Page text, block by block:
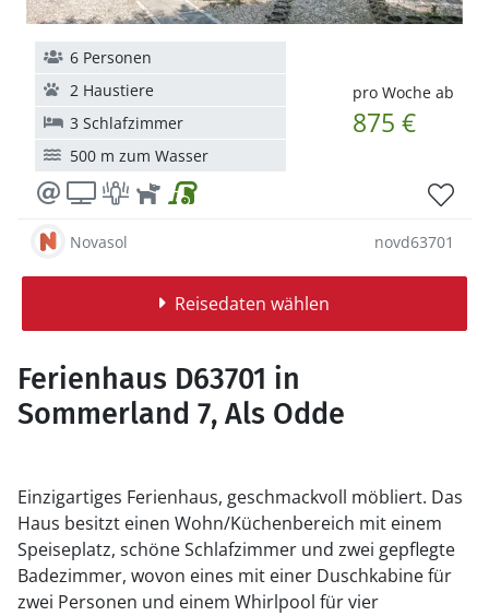
pro Woche ab
875 €
6 Personen
2 Haustiere
3 Schlafzimmer
500 m zum Wasser
Novasol novd63701
Reisedaten wählen
Ferienhaus D63701 in
Sommerland 7, Als Odde
Einzigartiges Ferienhaus, geschmackvoll möbliert. Das
Haus besitzt einen Wohn/Küchenbereich mit einem
Speiseplatz, schöne Schlafzimmer und zwei gepflegte
Badezimmer, wovon eines mit einer Duschkabine für
zwei Personen und einem Whirlpool für vier